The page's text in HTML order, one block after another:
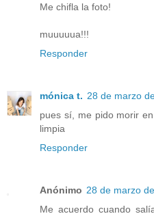
Me chifla la foto!
muuuuua!!!
Responder
mónica t. 28 de marzo
pues sí, me pido morir
limpia
Responder
Anónimo 28 de marzo
Me acuerdo cuando